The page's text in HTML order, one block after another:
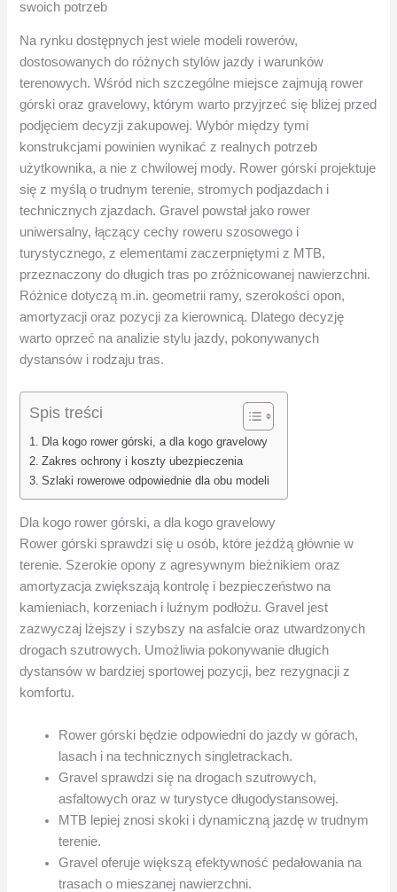
swoich potrzeb
Na rynku dostępnych jest wiele modeli rowerów,
dostosowanych do różnych stylów jazdy i warunków
terenowych. Wśród nich szczególne miejsce zajmują rower
górski oraz gravelowy, którym warto przyjrzeć się bliżej przed
podjęciem decyzji zakupowej. Wybór między tymi
konstrukcjami powinien wynikać z realnych potrzeb
użytkownika, a nie z chwilowej mody. Rower górski projektuje
się z myślą o trudnym terenie, stromych podjazdach i
technicznych zjazdach. Gravel powstał jako rower
uniwersalny, łączący cechy roweru szosowego i
turystycznego, z elementami zaczerpniętymi z MTB,
przeznaczony do długich tras po zróżnicowanej nawierzchni.
Różnice dotyczą m.in. geometrii ramy, szerokości opon,
amortyzacji oraz pozycji za kierownicą. Dlatego decyzję
warto oprzeć na analizie stylu jazdy, pokonywanych
dystansów i rodzaju tras.
Spis treści
Dla kogo rower górski, a dla kogo gravelowy
Zakres ochrony i koszty ubezpieczenia
Szlaki rowerowe odpowiednie dla obu modeli
Dla kogo rower górski, a dla kogo gravelowy
Rower górski sprawdzi się u osób, które jeżdżą głównie w
terenie. Szerokie opony z agresywnym bieżnikiem oraz
amortyzacja zwiększają kontrolę i bezpieczeństwo na
kamieniach, korzeniach i luźnym podłożu. Gravel jest
zazwyczaj lżejszy i szybszy na asfalcie oraz utwardzonych
drogach szutrowych. Umożliwia pokonywanie długich
dystansów w bardziej sportowej pozycji, bez rezygnacji z
komfortu.
Rower górski będzie odpowiedni do jazdy w górach,
lasach i na technicznych singletrackach.
Gravel sprawdzi się na drogach szutrowych,
asfaltowych oraz w turystyce długodystansowej.
MTB lepiej znosi skoki i dynamiczną jazdę w trudnym
terenie.
Gravel oferuje większą efektywność pedałowania na
trasach o mieszanej nawierzchni.